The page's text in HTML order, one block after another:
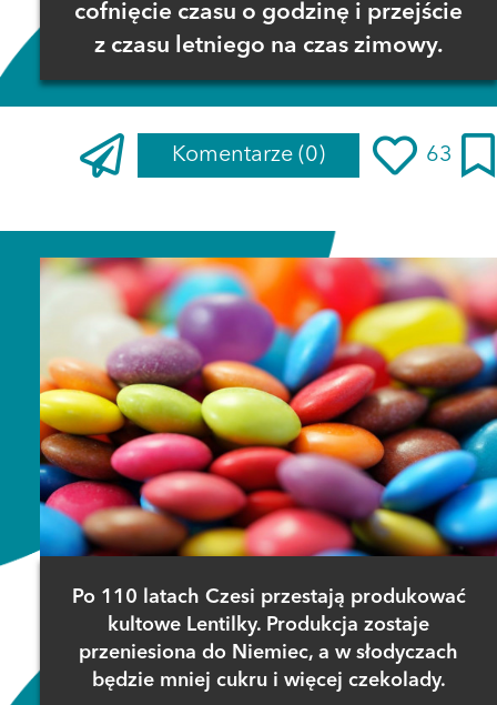
cofnięcie czasu o godzinę i przejście
z czasu letniego na czas zimowy.
Komentarze (0) 63
Po 110 latach Czesi przestają produkować
kultowe Lentilky. Produkcja zostaje
przeniesiona do Niemiec, a w słodyczach
będzie mniej cukru i więcej czekolady.